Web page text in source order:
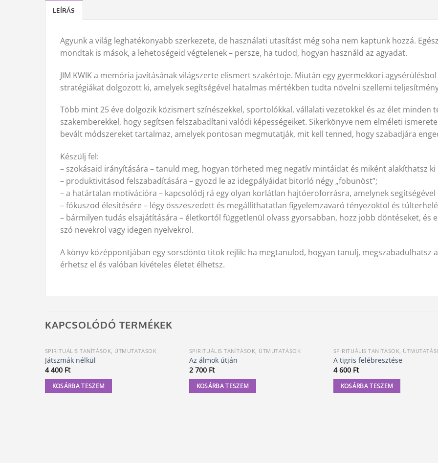
LEÍRÁS
Agyunk a világ leghatékonyabb szerkezete, de használati utasítást még soha nem kaptunk hozzá.
mondtak is mások, a lehetoségeid végtelenek – persze, ha tudod, hogyan használd az agyadat.
JIM KWIK a memória javításának világszerte elismert szakértoje. Miután egy gyermekkori
stratégiákat dolgozott ki, amelyek segítségével hatalmas mértékben tudta növelni szellemi
Több mint 25 éve dolgozik közismert színészekkel, sportolókkal, vállalati vezetokkel és az élet minden
szakemberekkel, hogy segítsen felszabadítani valódi képességeiket. Sikerkönyve nem elméleti
bevált módszereket tartalmaz, amelyek pontosan megmutatják, mit kell tenned, hogy szabadjára
Készülj fel:
– szokásaid irányítására – tanuld meg, hogyan törheted meg negatív mintáidat és miként alakíthatsz
– produktivitásod felszabadítására – gyozd le az idegpályáidat bitorló négy „fobunöst”;
– a határtalan motivációra – kapcsolódj rá egy olyan korlátlan hajtóeroforrásra, amelynek
– fókuszod élesítésére – légy összeszedett és megállíthatatlan figyelemzavaró tényezoktol és
– bármilyen tudás elsajátítására – életkortól függetlenül olvass gyorsabban, hozz jobb döntéseket, és
szó nevekrol vagy idegen nyelvekrol.
A könyv középpontjában egy sorsdönto titok rejlik: ha megtanulod, hogyan tanulj, megszabadulhatsz
érhetsz el és valóban kivételes életet élhetsz.
KAPCSOLÓDÓ TERMÉKEK
SPIRITUÁLIS TANÍTÁSOK, ÚTMUTATÁSOK
Játszmák nélkül
4 400 Ft
KOSÁRBA TESZEM
SPIRITUÁLIS TANÍTÁSOK, ÚTMUTATÁSOK
Az álmok útján
2 700 Ft
KOSÁRBA TESZEM
SPIRITUÁLIS TANÍTÁSOK,
A tigris felébresztése
4 600 Ft
KOSÁRBA TESZEM